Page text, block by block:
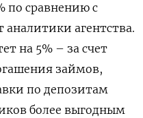
по сравнению с
агентства.
на 5% – за счет
займов,
по депозитам
более выгодным